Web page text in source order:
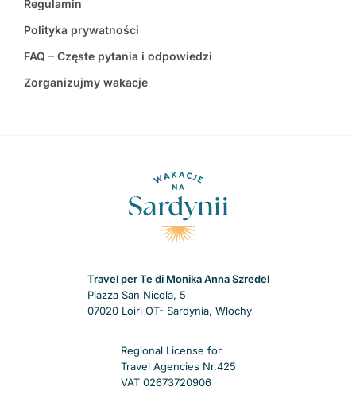
Regulamin
Polityka prywatności
FAQ – Częste pytania i odpowiedzi
Zorganizujmy wakacje
Travel per Te di Monika Anna Szredel
Piazza San Nicola, 5
07020 Loiri OT- Sardynia, Wlochy
Regional License for
Travel Agencies Nr.425
VAT 02673720906